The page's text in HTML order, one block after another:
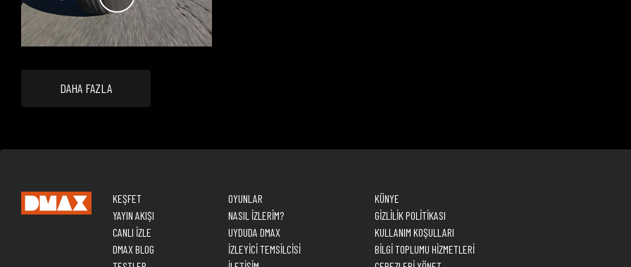
DAHA FAZLA
KEŞFET
YAYIN AKIŞI
CANLI İZLE
DMAX BLOG
OYUNLAR
NASIL İZLERİM?
UYDUDA DMAX
İZLEYİCİ TEMSİLCİSİ
KÜNYE
GİZLİLİK POLİTİKASI
KULLANIM KOŞULLARI
BİLGİ TOPLUMU HİZMETLERİ